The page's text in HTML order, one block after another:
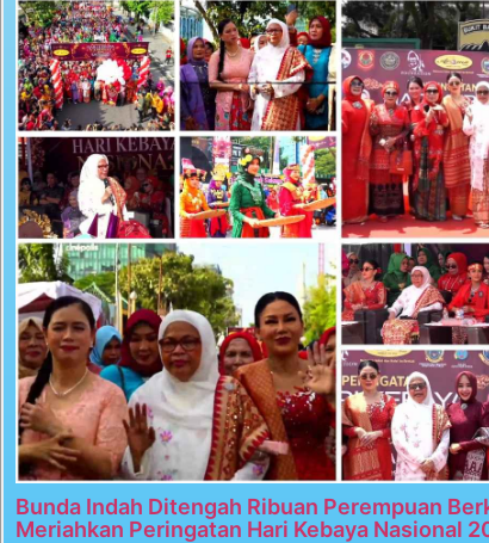
Bunda Indah Ditengah Ribuan Perempuan
Meriahkan Peringatan Hari Kebaya Nasional